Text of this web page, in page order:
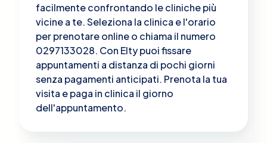
facilmente confrontando le cliniche più
vicine a te. Seleziona la clinica e l'orario
per prenotare online o chiama il numero
0297133028. Con Elty puoi fissare
appuntamenti a distanza di pochi giorni
senza pagamenti anticipati. Prenota la tua
visita e paga in clinica il giorno
dell'appuntamento.